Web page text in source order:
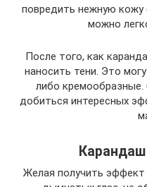
повредить нежную кожу
можно
После того, как
наносить тени. Это
либо
добиться интересных
Желая получить